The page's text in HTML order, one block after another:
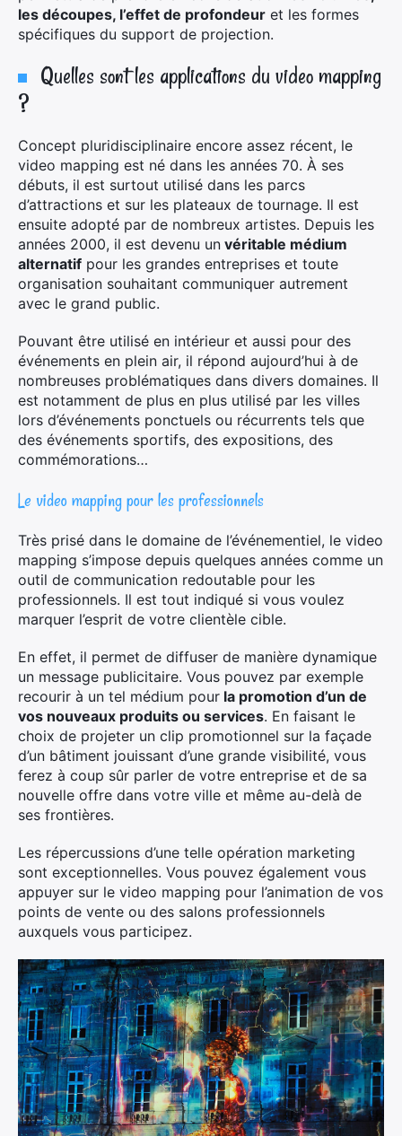
les découpes, l’effet de profondeur et les formes
spécifiques du support de projection.
Quelles sont les applications du video mapping
?
Concept pluridisciplinaire encore assez récent, le
video mapping est né dans les années 70. À ses
débuts, il est surtout utilisé dans les parcs
d’attractions et sur les plateaux de tournage. Il est
ensuite adopté par de nombreux artistes. Depuis les
années 2000, il est devenu un véritable médium
alternatif pour les grandes entreprises et toute
organisation souhaitant communiquer autrement
avec le grand public.
Pouvant être utilisé en intérieur et aussi pour des
événements en plein air, il répond aujourd’hui à de
nombreuses problématiques dans divers domaines. Il
est notamment de plus en plus utilisé par les villes
lors d’événements ponctuels ou récurrents tels que
des événements sportifs, des expositions, des
commémorations…
Le video mapping pour les professionnels
Très prisé dans le domaine de l’événementiel, le video
mapping s’impose depuis quelques années comme un
outil de communication redoutable pour les
professionnels. Il est tout indiqué si vous voulez
marquer l’esprit de votre clientèle cible.
En effet, il permet de diffuser de manière dynamique
un message publicitaire. Vous pouvez par exemple
recourir à un tel médium pour la promotion d’un de
vos nouveaux produits ou services. En faisant le
choix de projeter un clip promotionnel sur la façade
d’un bâtiment jouissant d’une grande visibilité, vous
ferez à coup sûr parler de votre entreprise et de sa
nouvelle offre dans votre ville et même au-delà de
ses frontières.
Les répercussions d’une telle opération marketing
sont exceptionnelles. Vous pouvez également vous
appuyer sur le video mapping pour l’animation de vos
points de vente ou des salons professionnels
auxquels vous participez.
×
Rechercher
: